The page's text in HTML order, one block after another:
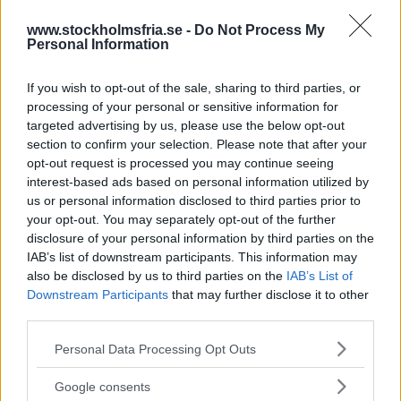
www.stockholmsfria.se - Do Not Process My
Personal Information
If you wish to opt-out of the sale, sharing to third parties, or
processing of your personal or sensitive information for
targeted advertising by us, please use the below opt-out
section to confirm your selection. Please note that after your
opt-out request is processed you may continue seeing
interest-based ads based on personal information utilized by
us or personal information disclosed to third parties prior to
your opt-out. You may separately opt-out of the further
disclosure of your personal information by third parties on the
IAB’s list of downstream participants. This information may
also be disclosed by us to third parties on the IAB’s List of
Downstream Participants that may further disclose it to other
Please note that this website/app uses one or more Google
not limited to your visit or usage behaviour. You may click to
Personal Data Processing Opt Outs
Google consents
asymbolisera alla de män som inte upplever sig ha någon makt,
varken över kvinnor eller andra, och som straffas därför att de
avviker från normen för manlighet. Men när jag såg Pär Ström,
debattera jämställdhetspolitik i tv för ett par veckor sedan blev det
smärtsamt uppenbart att både jag och den feministiska rörelsen
drabbats av oroande kraftig minnesförlust.
Fria.Nu
MAUD LINDSTRÖM
Den man ligger med får bädda
"Jag vill se ut som svenska flaggan när du är klar' och 'du tar
tempen och tre hål har jag' är fraserna jag kommer att minnas mest
SYNPUNKTEN:MAUD LINDSTRÖM
Support your local artist